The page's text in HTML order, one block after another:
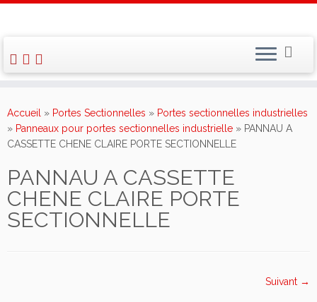
content
Accueil » Portes Sectionnelles » Portes sectionnelles industrielles
» Panneaux pour portes sectionnelles industrielle » PANNAU A
CASSETTE CHENE CLAIRE PORTE SECTIONNELLE
PANNAU A CASSETTE
CHENE CLAIRE PORTE
SECTIONNELLE
Suivant →